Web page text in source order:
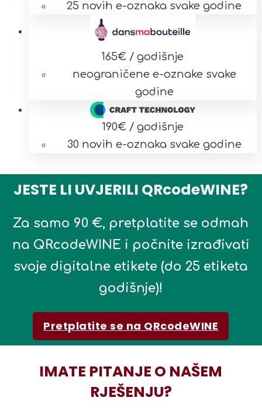
25 novih e-oznaka svake godine
165€ / godišnje
neograničene e-oznake svake
godine
190€ / godišnje
30 novih e-oznaka svake godine
JESTE LI UVJERILI QRcodeWINE?
Za samo 90 €, pretplatite se odmah
na QRcodeWINE i počnite izrađivati
svoje digitalne etikete (do 25 etiketa
godišnje)!
Pretplatite se na QRcodeWINE
IMATE PITANJE O NAŠEM
RJEŠENJU?